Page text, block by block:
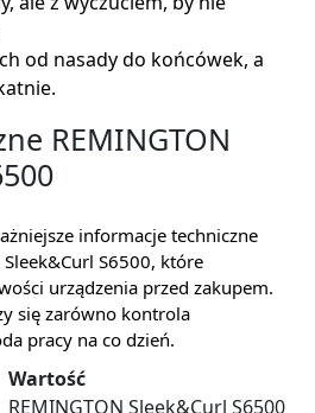
od nasady do końcówek, a
REMINGTON
informacje techniczne
S6500, które
urządzenia przed zakupem.
się zarówno kontrola
pracy na co dzień.
Wartość
REMINGTON Sleek&Curl S6500